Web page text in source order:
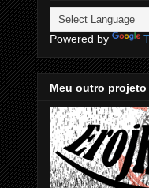
Powered by
Meu outro projeto